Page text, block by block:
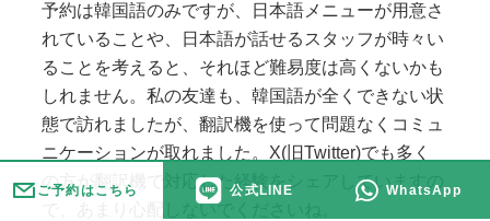
予約は韓国語のみですが、日本語メニューが用意さ
れていることや、日本語が話せるスタッフが時々い
ることを考えると、それほど難易度は高くないかも
しれません。私の友達も、韓国語が全くできない状
態で訪れましたが、翻訳機を使って問題なくコミュ
ニケーションが取れました。X(旧Twitter)でも多く
の方が翻訳機で対応した経験をシェアしていますの
で、あまり心配しないでくださいね。
ご予約はこちら 公式LINE WhatsApp